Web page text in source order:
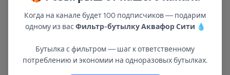
Когда на канале будет 100 подписчиков — подарим
одному из вас Фильтр-бутылку Аквафор Сити 💧
Бутылка с фильтром — шаг к ответственному
потреблению и экономии на одноразовых бутылках.